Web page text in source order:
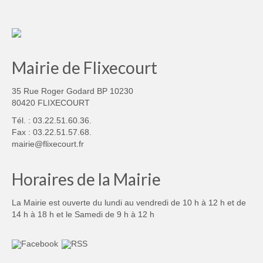
Mairie de Flixecourt
35 Rue Roger Godard BP 10230
80420 FLIXECOURT
Tél. : 03.22.51.60.36.
Fax : 03.22.51.57.68.
mairie@flixecourt.fr
Horaires de la Mairie
La Mairie est ouverte du lundi au vendredi de 10 h à 12 h et de
14 h à 18 h et le Samedi de 9 h à 12 h